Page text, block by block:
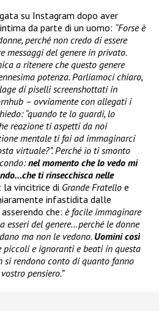
su Instagram dopo aver
da parte di un uomo: “Forse è
perché non credo di essere
messaggi del genere in privato.
a ritenere che questo genere
potenza. Parliamoci chiaro,
di piselli screenshottati in
– ovviamente con allegati i
“quando te lo guardi, lo
reazione ti aspetti da noi
mentale ti fai ad immaginarci
virtuale?”. Perché io ti smonto
nel momento che lo vedo mi
ti rinsecchisca nelle
vincitrice di Grande Fratello e
infastidita dalle
che: è facile immaginare
esseri del genere…perché le donne
ma non le vedono. Uomini così
piccoli e ignoranti e beati in questa
si rendono conto di quanto fanno
pensiero.”